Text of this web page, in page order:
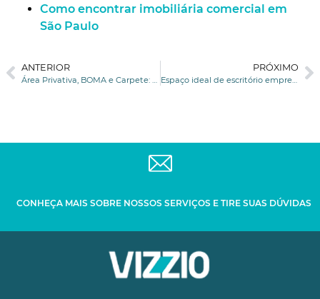
Como encontrar imobiliária comercial em
São Paulo
ANTERIOR PRÓXIMO
Espaço ideal de escritório empresarial: como escolher o seu
CONHEÇA MAIS SOBRE NOSSOS SERVIÇOS E TIRE SUAS DÚVIDAS